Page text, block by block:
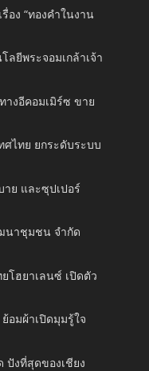
อง “ทองคำในงาน
ลยีพระจอมเกล้าเจ้า
างอีคอมเมิร์ซ ขาย
ศไทย ยกระดับระบบ
าย และซุปเปอร์
นาชุมชน จำกัด
โฮยาเลนซ์ เปิดตัว
อมผ้าเปิดมุมรู้ใจ
ปังที่สุดของเชียง